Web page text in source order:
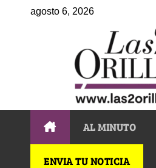
agosto 6, 2026
AL MINUTO
ENVIA TU NOTICIA